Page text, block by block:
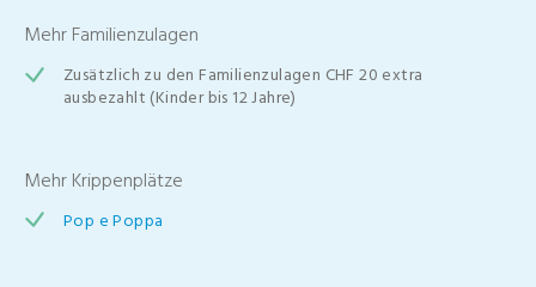
Mehr Familienzulagen
Zusätzlich zu den Familienzulagen CHF 20 extra
ausbezahlt (Kinder bis 12 Jahre)
Mehr Krippenplätze
Pop e Poppa